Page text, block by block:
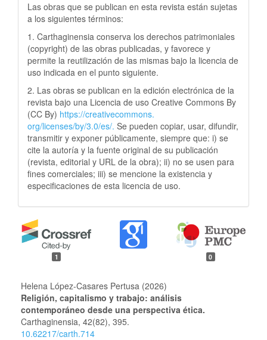
Las obras que se publican en esta revista están sujetas
a los siguientes términos:
1. Carthaginensia conserva los derechos patrimoniales
(copyright) de las obras publicadas, y favorece y
permite la reutilización de las mismas bajo la licencia de
uso indicada en el punto siguiente.
2. Las obras se publican en la edición electrónica de la
revista bajo una Licencia de uso Creative Commons By
(CC By) https://creativecommons.
org/licenses/by/3.0/es/. Se pueden copiar, usar, difundir,
transmitir y exponer públicamente, siempre que: i) se
cite la autoría y la fuente original de su publicación
(revista, editorial y URL de la obra); ii) no se usen para
fines comerciales; iii) se mencione la existencia y
especificaciones de esta licencia de uso.
1 0
Helena López-Casares Pertusa (2026)
Religión, capitalismo y trabajo: análisis
contemporáneo desde una perspectiva ética.
Carthaginensia, 42(82), 395.
10.62217/carth.714